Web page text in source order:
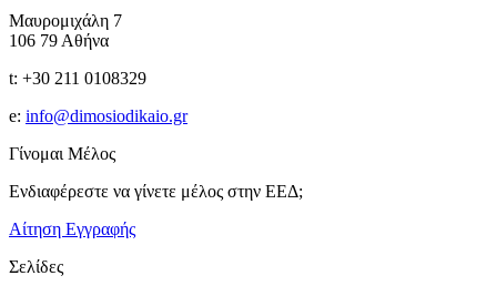
Μαυρομιχάλη 7
106 79 Αθήνα
t: +30 211 0108329
e: info@dimosiodikaio.gr
Γίνομαι Μέλος
Ενδιαφέρεστε να γίνετε μέλος στην ΕΕΔ;
Αίτηση Εγγραφής
Σελίδες